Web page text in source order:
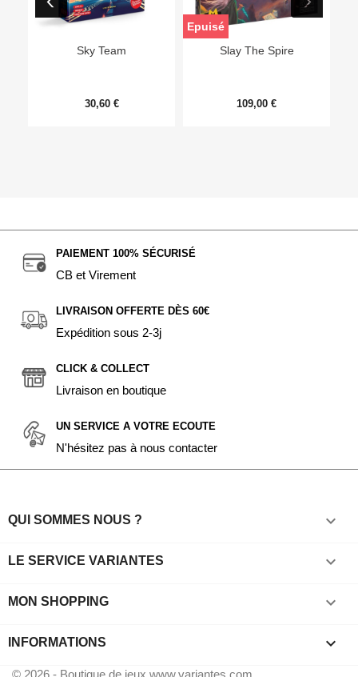
Sky Team
30,60 €
Slay The Spire
109,00 €
Epuisé
PAIEMENT 100% SÉCURISÉ
CB et Virement
LIVRAISON OFFERTE DÈS 60€
Expédition sous 2-3j
CLICK & COLLECT
Livraison en boutique
UN SERVICE A VOTRE ECOUTE
N'hésitez pas à nous contacter
QUI SOMMES NOUS ? 
LE SERVICE VARIANTES 
MON SHOPPING 
INFORMATIONS keyboard_arrow_down
© 2026 - Boutique de jeux www.variantes.com